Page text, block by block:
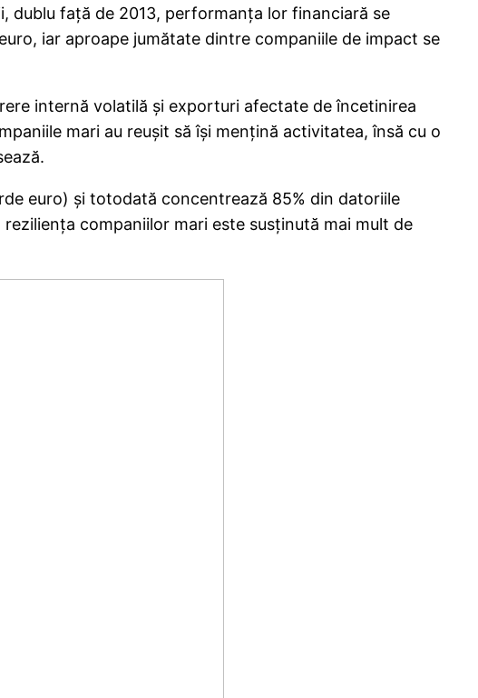
dublu față de 2013, performanța lor financiară se
iar aproape jumătate dintre companiile de impact se
internă volatilă și exporturi afectate de încetinirea
mari au reușit să își mențină activitatea, însă cu o
euro) și totodată concentrează 85% din datoriile
companiilor mari este susținută mai mult de